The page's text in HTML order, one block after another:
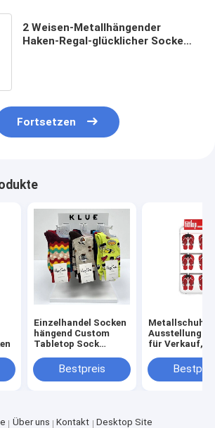
2 Weisen-Metallhängender
Haken-Regal-glücklicher Socken-
Fortsetzen
Einzelhandel Socken
hängend Custom
Tabletop Sock
Stangen für den
Laden
Bestpreis
Metallschuh-
für Verkauf,
Boden-
Über uns Kontakt Desktop Site